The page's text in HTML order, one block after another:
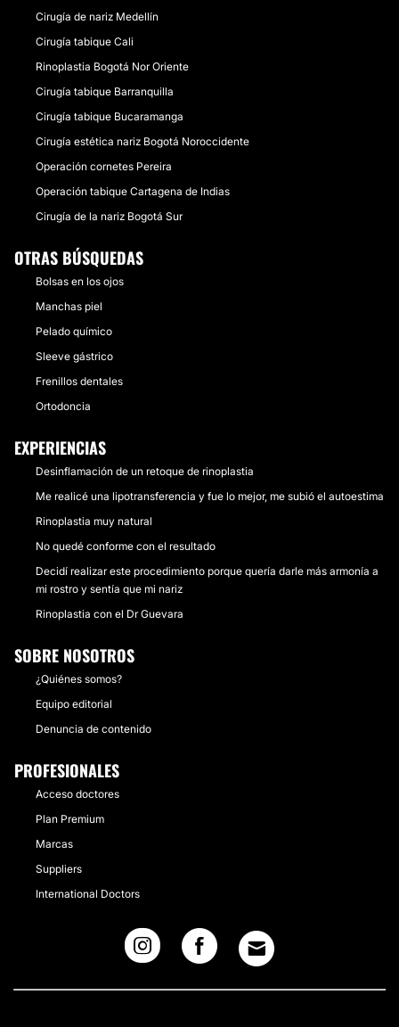
Cirugía de nariz Medellín
Cirugía tabique Cali
Rinoplastia Bogotá Nor Oriente
Cirugía tabique Barranquilla
Cirugía tabique Bucaramanga
Cirugía estética nariz Bogotá Noroccidente
Operación cornetes Pereira
Operación tabique Cartagena de Indias
Cirugía de la nariz Bogotá Sur
OTRAS BÚSQUEDAS
Bolsas en los ojos
Manchas piel
Pelado químico
Sleeve gástrico
Frenillos dentales
Ortodoncia
EXPERIENCIAS
Desinflamación de un retoque de rinoplastia
Me realicé una lipotransferencia y fue lo mejor, me subió el autoestima
Rinoplastia muy natural
No quedé conforme con el resultado
Decidí realizar este procedimiento porque quería darle más armonía a
mi rostro y sentía que mi nariz
Rinoplastia con el Dr Guevara
SOBRE NOSOTROS
¿Quiénes somos?
Equipo editorial
Denuncia de contenido
PROFESIONALES
Acceso doctores
Plan Premium
Marcas
Suppliers
International Doctors